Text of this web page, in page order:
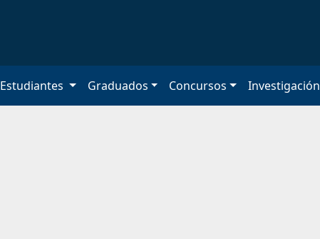
Estudiantes Graduados Concursos Investigación